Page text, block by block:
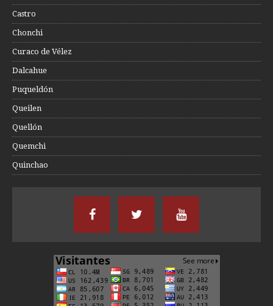
Castro
Chonchi
Curaco de Vélez
Dalcahue
Puqueldón
Queilen
Quellón
Quemchi
Quinchao